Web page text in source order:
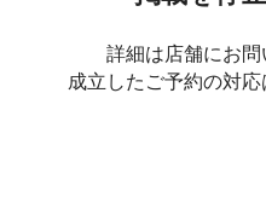
詳細は店舗にお問
成立したご予約の対応